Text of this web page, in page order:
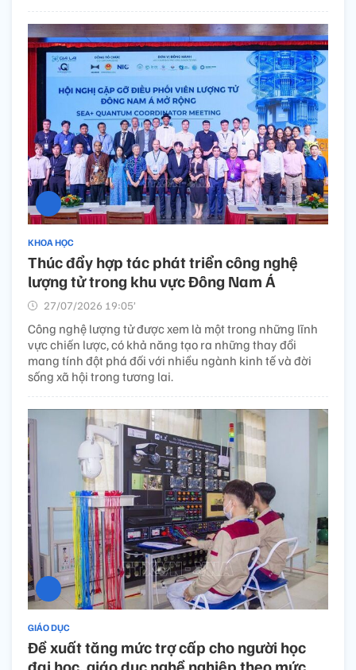
KHOA HỌC
Thúc đẩy hợp tác phát triển công nghệ
lượng tử trong khu vực Đông Nam Á
27/07/2026 19:05’
Công nghệ lượng tử được xem là một trong những lĩnh
vực chiến lược, có khả năng tạo ra những thay đổi
mang tính đột phá đối với nhiều ngành kinh tế và đời
sống xã hội trong tương lai.
GIÁO DỤC
Đề xuất tăng mức trợ cấp cho người học